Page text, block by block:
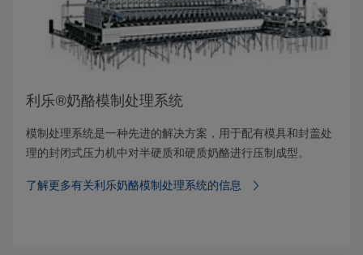
利乐®奶酪模制处理系统
模制处理系统是一种先进的解决方案，用于配有模具和封盖处
理的封闭式压力机中对半硬质和硬质奶酪进行压制成型。
了解更多有关利乐奶酪模制处理系统的信息